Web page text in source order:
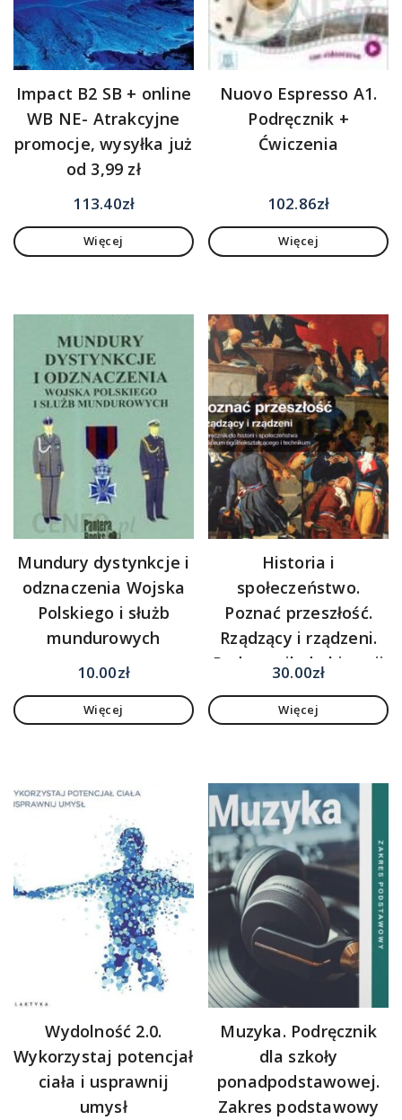
Impact B2 SB + online
WB NE- Atrakcyjne
promocje, wysyłka już
od 3,99 zł
113.40zł
Więcej
Nuovo Espresso A1.
Podręcznik +
Ćwiczenia
102.86zł
Więcej
Mundury dystynkcje i
odznaczenia Wojska
Polskiego i służb
mundurowych
10.00zł
Więcej
Historia i
społeczeństwo.
Poznać przeszłość.
Rządzący i rządzeni.
Podręcznik do historii
szkół
30.00zł
Więcej
Wydolność 2.0.
Wykorzystaj potencjał
ciała i usprawnij
umysł
Muzyka. Podręcznik
dla szkoły
ponadpodstawowej.
Zakres podstawowy